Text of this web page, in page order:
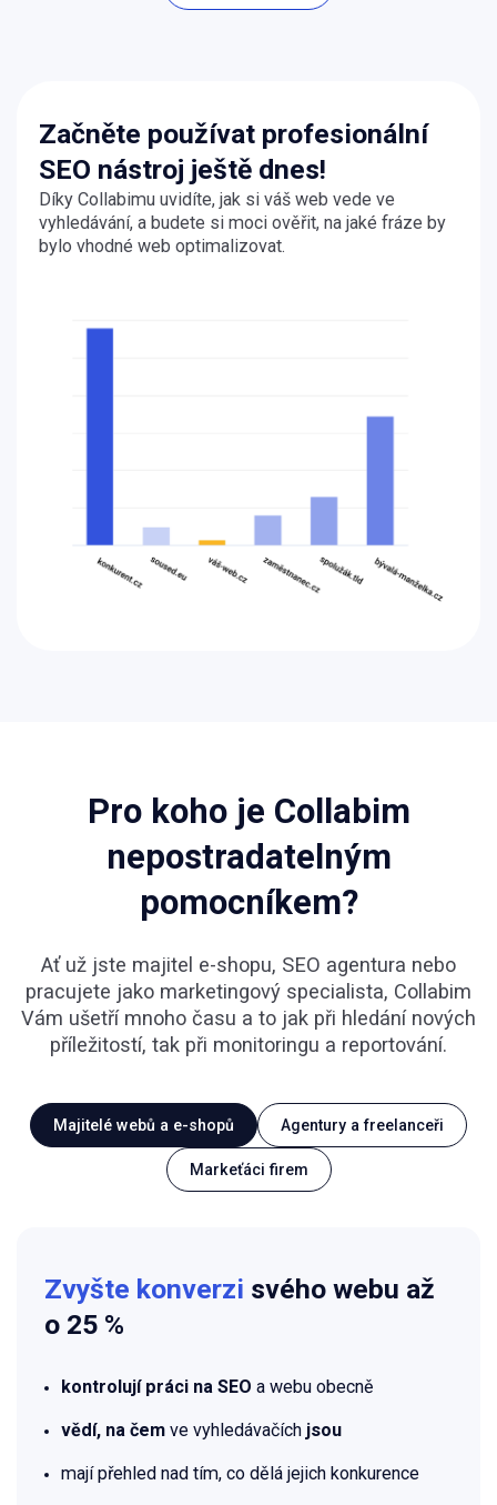
Začněte používat profesionální
SEO nástroj ještě dnes!
Díky Collabimu uvidíte, jak si váš web vede ve
vyhledávání, a budete si moci ověřit, na jaké fráze by
bylo vhodné web optimalizovat.
Pro koho je Collabim
nepostradatelným
pomocníkem?
Ať už jste majitel e-shopu, SEO agentura nebo
pracujete jako marketingový specialista, Collabim
Vám ušetří mnoho času a to jak při hledání nových
příležitostí, tak při monitoringu a reportování.
Majitelé webů a e-shopů Agentury a freelanceři
Markeťáci firem
Zvyšte konverzi svého webu až
o 25 %
kontrolují práci na SEO a webu obecně
vědí, na čem ve vyhledávačích jsou
mají přehled nad tím, co dělá jejich konkurence